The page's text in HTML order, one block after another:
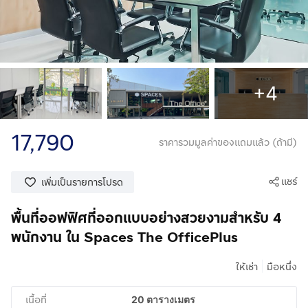
+4
17,790 ราคารวมมูลค่าของแถมแล้ว (ถ้ามี)
เพิ่มเป็นรายการโปรด แชร์
พื้นที่ออฟฟิศที่ออกแบบอย่างสวยงามสำหรับ 4
พนักงาน ใน Spaces The OfficePlus
ให้เช่า มือหนึ่ง
เนื้อที่ 20 ตารางเมตร